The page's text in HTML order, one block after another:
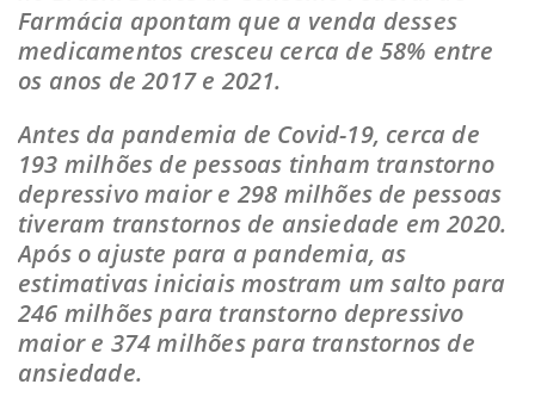
Farmácia apontam que a venda desses
medicamentos cresceu cerca de 58% entre
os anos de 2017 e 2021.
Antes da pandemia de Covid-19, cerca de
193 milhões de pessoas tinham transtorno
depressivo maior e 298 milhões de pessoas
tiveram transtornos de ansiedade em 2020.
Após o ajuste para a pandemia, as
estimativas iniciais mostram um salto para
246 milhões para transtorno depressivo
maior e 374 milhões para transtornos de
ansiedade.